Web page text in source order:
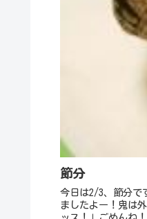
節分
今日は2/3、節分で
ましたよー！鬼は